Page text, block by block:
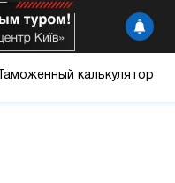
Таможенный калькулятор